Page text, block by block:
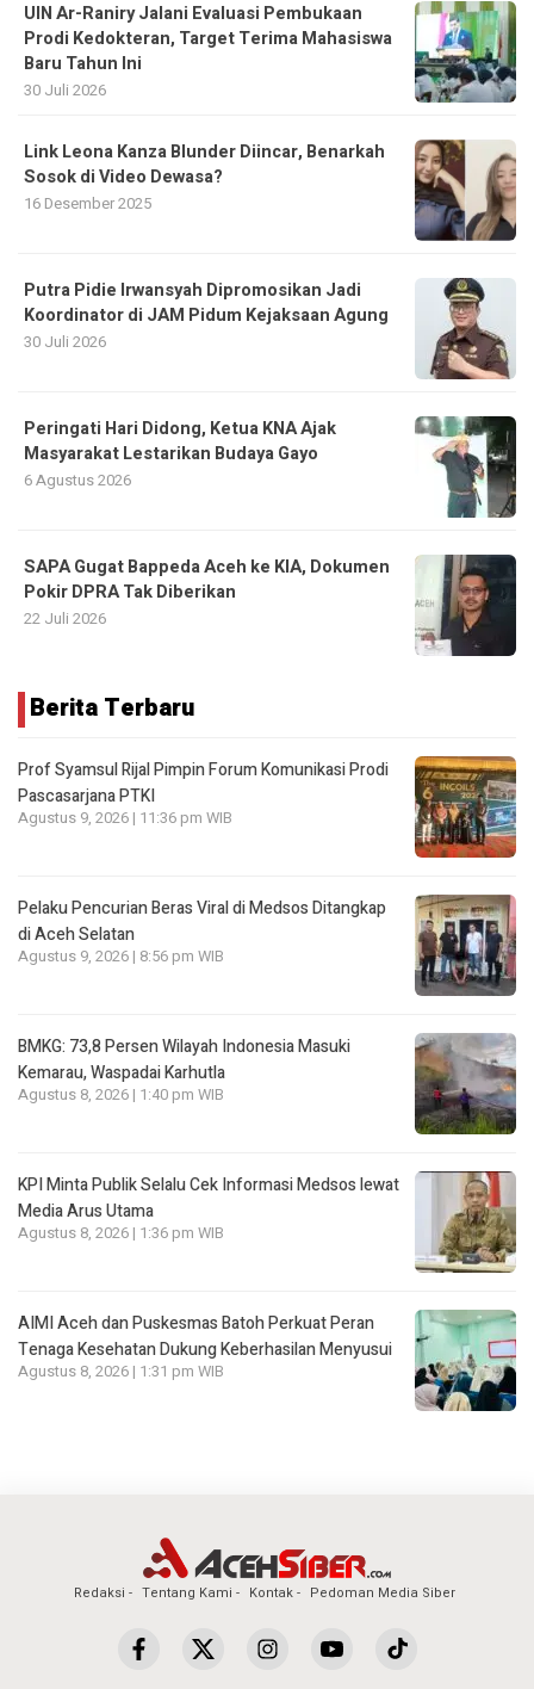
UIN Ar-Raniry Jalani Evaluasi Pembukaan
Prodi Kedokteran, Target Terima Mahasiswa
Baru Tahun Ini
30 Juli 2026
Link Leona Kanza Blunder Diincar, Benarkah
Sosok di Video Dewasa?
16 Desember 2025
Putra Pidie Irwansyah Dipromosikan Jadi
Koordinator di JAM Pidum Kejaksaan Agung
30 Juli 2026
Peringati Hari Didong, Ketua KNA Ajak
Masyarakat Lestarikan Budaya Gayo
6 Agustus 2026
SAPA Gugat Bappeda Aceh ke KIA, Dokumen
Pokir DPRA Tak Diberikan
22 Juli 2026
Berita Terbaru
Prof Syamsul Rijal Pimpin Forum Komunikasi Prodi
Pascasarjana PTKI
Agustus 9, 2026 | 11:36 pm WIB
Pelaku Pencurian Beras Viral di Medsos Ditangkap
di Aceh Selatan
Agustus 9, 2026 | 8:56 pm WIB
BMKG: 73,8 Persen Wilayah Indonesia Masuki
Kemarau, Waspadai Karhutla
Agustus 8, 2026 | 1:40 pm WIB
KPI Minta Publik Selalu Cek Informasi Medsos lewat
Media Arus Utama
Agustus 8, 2026 | 1:36 pm WIB
AIMI Aceh dan Puskesmas Batoh Perkuat Peran
Tenaga Kesehatan Dukung Keberhasilan Menyusui
Agustus 8, 2026 | 1:31 pm WIB
Redaksi Tentang Kami Kontak Pedoman Media Siber